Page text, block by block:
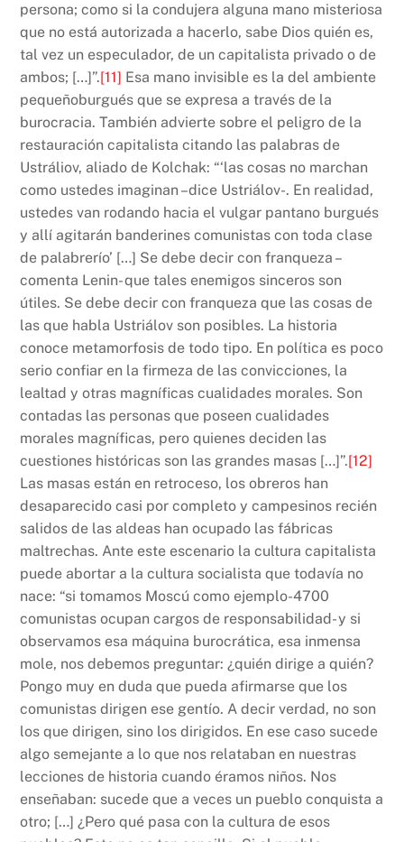
persona; como si la condujera alguna mano misteriosa
que no está autorizada a hacerlo, sabe Dios quién es,
tal vez un especulador, de un capitalista privado o de
ambos; […]”.[11] Esa mano invisible es la del ambiente
pequeñoburgués que se expresa a través de la
burocracia. También advierte sobre el peligro de la
restauración capitalista citando las palabras de
Ustráliov, aliado de Kolchak: “‘las cosas no marchan
como ustedes imaginan –dice Ustriálov-. En realidad,
ustedes van rodando hacia el vulgar pantano burgués
y allí agitarán banderines comunistas con toda clase
de palabrerío’ […] Se debe decir con franqueza –
comenta Lenin- que tales enemigos sinceros son
útiles. Se debe decir con franqueza que las cosas de
las que habla Ustriálov son posibles. La historia
conoce metamorfosis de todo tipo. En política es poco
serio confiar en la firmeza de las convicciones, la
lealtad y otras magníficas cualidades morales. Son
contadas las personas que poseen cualidades
morales magníficas, pero quienes deciden las
cuestiones históricas son las grandes masas […]”.[12]
Las masas están en retroceso, los obreros han
desaparecido casi por completo y campesinos recién
salidos de las aldeas han ocupado las fábricas
maltrechas. Ante este escenario la cultura capitalista
puede abortar a la cultura socialista que todavía no
nace: “si tomamos Moscú como ejemplo-4700
comunistas ocupan cargos de responsabilidad- y si
observamos esa máquina burocrática, esa inmensa
mole, nos debemos preguntar: ¿quién dirige a quién?
Pongo muy en duda que pueda afirmarse que los
comunistas dirigen ese gentío. A decir verdad, no son
los que dirigen, sino los dirigidos. En ese caso sucede
algo semejante a lo que nos relataban en nuestras
lecciones de historia cuando éramos niños. Nos
enseñaban: sucede que a veces un pueblo conquista a
otro; […] ¿Pero qué pasa con la cultura de esos